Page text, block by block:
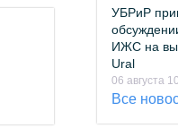
УБРиР
ИЖС на
Ural
06 августа
Все